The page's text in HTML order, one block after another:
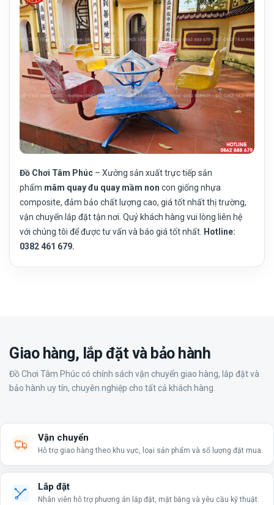
Đồ Chơi Tâm Phúc – Xưởng sản xuất trực tiếp sản
phẩm mâm quay đu quay mầm non con giống nhựa
composite, đảm bảo chất lượng cao, giá tốt nhất thị trường,
vận chuyển lắp đặt tận nơi. Quý khách hàng vui lòng liên hệ
với chúng tôi để được tư vấn và báo giá tốt nhất. Hotline:
0382 461 679.
Giao hàng, lắp đặt và bảo hành
Đồ Chơi Tâm Phúc có chính sách vận chuyển giao hàng, lắp đặt và
bảo hành uy tín, chuyên nghiệp cho tất cả khách hàng.
Vận chuyển
Hỗ trợ giao hàng theo khu vực, loại sản phẩm và số lượng đặt mua.
Lắp đặt
Nhân viên hỗ trợ phương án lắp đặt, mặt bằng và yêu cầu kỹ thuật.